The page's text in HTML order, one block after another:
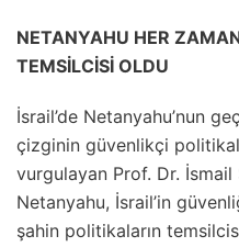
NETANYAHU HER
TEMSİLCİSİ OLDU
İsrail’de Netanyahu’nun
çizginin güvenlikçi
vurgulayan Prof. Dr. İsmail
Netanyahu, İsrail’in
şahin politikaların